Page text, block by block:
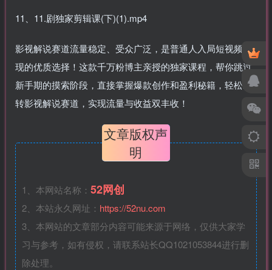
11、11.剧独家剪辑课(下)(1).mp4
影视解说赛道流量稳定、受众广泛，是普通人入局短视频变
现的优质选择！这款千万粉博主亲授的独家课程，帮你跳过
新手期的摸索阶段，直接掌握爆款创作和盈利秘籍，轻松玩
转影视解说赛道，实现流量与收益双丰收！
文章版权声
明
1、本网站名称： 52网创
2、本站永久网址： https://52nu.com
3、本网站的文章部分内容可能来源于网络，仅供大家学
习与参考，如有侵权，请联系站长QQ1021053844进行删
除处理。